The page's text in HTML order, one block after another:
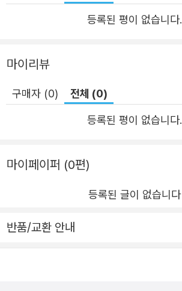
등록된 평이 없습니다.
마이리뷰
구매자 (0) 전체 (0)
등록된 평이 없습니다.
마이페이퍼 (0편)
등록된 글이 없습니다
반품/교환 안내